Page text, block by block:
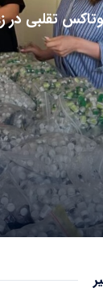
تقلبی در